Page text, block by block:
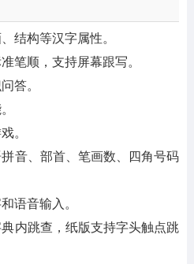
结构等汉字属性。
笔顺，支持屏幕跟写。
答。
。
音、部首、笔画数、四角号码
语音输入。
内跳查，纸版支持字头触点跳